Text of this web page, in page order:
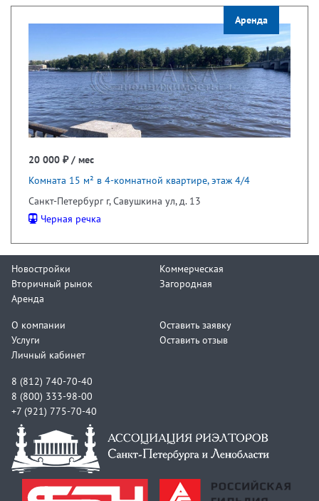
Аренда
20 000 ₽ / мес
Комната 15 м² в 4-комнатной квартире, этаж 4/4
Санкт-Петербург г, Савушкина ул, д. 13
Черная речка
Новостройки
Вторичный рынок
Аренда
Коммерческая
Загородная
О компании
Услуги
Личный кабинет
Оставить заявку
Оставить отзыв
8 (812) 740-70-40
8 (800) 333-98-00
+7 (921) 775-70-40